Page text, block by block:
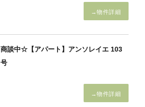
→物件詳細
商談中☆【アパート】アンソレイエ 103
号
→物件詳細